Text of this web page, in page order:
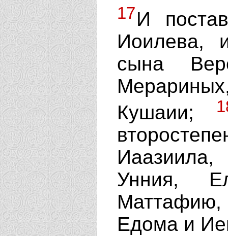
17И
Иоилева,
сына
Кушаии;
Унния,
Маттафию,
Едома и